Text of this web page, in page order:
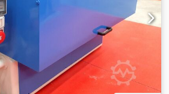
para triturar dinero en efectivo y
y siempre se ha ubicado dentro
en excelentes condiciones y
Dedpfx Ajv Ilphsn Eekr